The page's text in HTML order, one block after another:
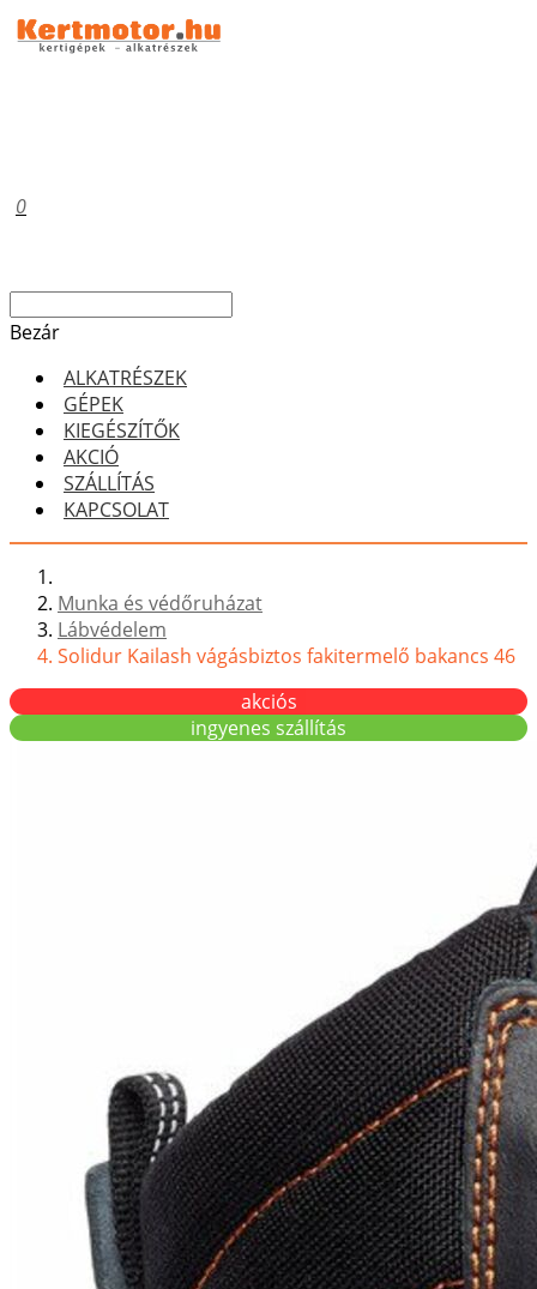
0
Bezár
ALKATRÉSZEK
GÉPEK
KIEGÉSZÍTŐK
AKCIÓ
SZÁLLÍTÁS
KAPCSOLAT
Munka és védőruházat
Lábvédelem
Solidur Kailash vágásbiztos fakitermelő bakancs 46
akciós
ingyenes szállítás